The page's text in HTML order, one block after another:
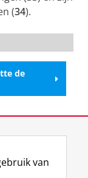
(34).
de
van